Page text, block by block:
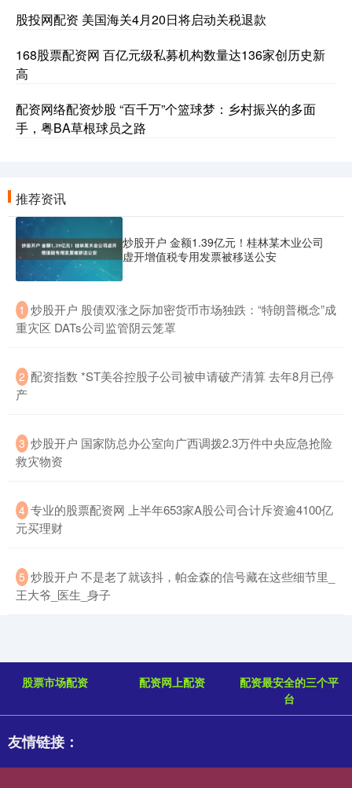
股投网配资 美国海关4月20日将启动关税退款
168股票配资网 百亿元级私募机构数量达136家创历史新
高
配资网络配资炒股 “百千万”个篮球梦：乡村振兴的多面
手，粤BA草根球员之路
推荐资讯
炒股开户 金额1.39亿元！桂林某木业公司
虚开增值税专用发票被移送公安
1 ​炒股开户 股债双涨之际加密货币市场独跌：“特朗普概念”成
重灾区 DATs公司监管阴云笼罩
2 ​配资指数 *ST美谷控股子公司被申请破产清算 去年8月已停
产
3 ​炒股开户 国家防总办公室向广西调拨2.3万件中央应急抢险
救灾物资
4 ​专业的股票配资网 上半年653家A股公司合计斥资逾4100亿
元买理财
5 ​炒股开户 不是老了就该抖，帕金森的信号藏在这些细节里_
王大爷_医生_身子
股票市场配资 配资网上配资
配资最安全的三个平
台
友情链接：